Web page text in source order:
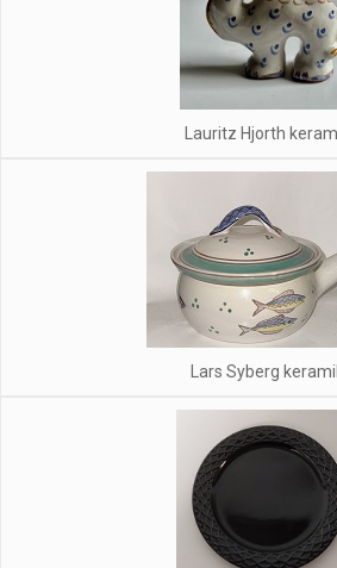
Lauritz Hjorth
Lars Syberg